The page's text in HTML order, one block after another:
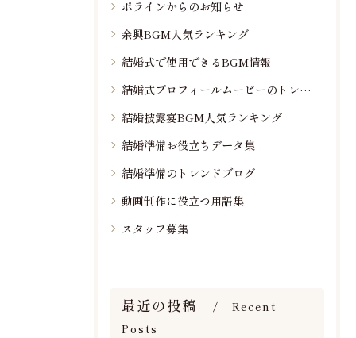
ポラインからのお知らせ
余興BGM人気ランキング
結婚式で使用できるBGM情報
結婚式プロフィールムービーのトレンド情報
結婚披露宴BGM人気ランキング
結婚準備お役立ちデータ集
結婚準備のトレンドブログ
動画制作に役立つ用語集
スタッフ募集
最近の投稿
Recent
Posts